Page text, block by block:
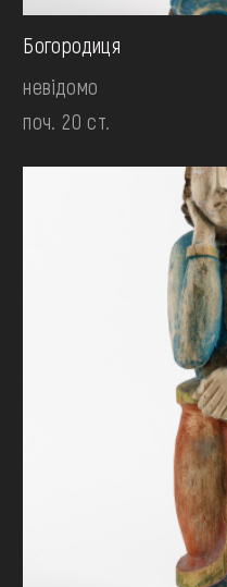
Богородиця
невідомо
поч. 20 ст.